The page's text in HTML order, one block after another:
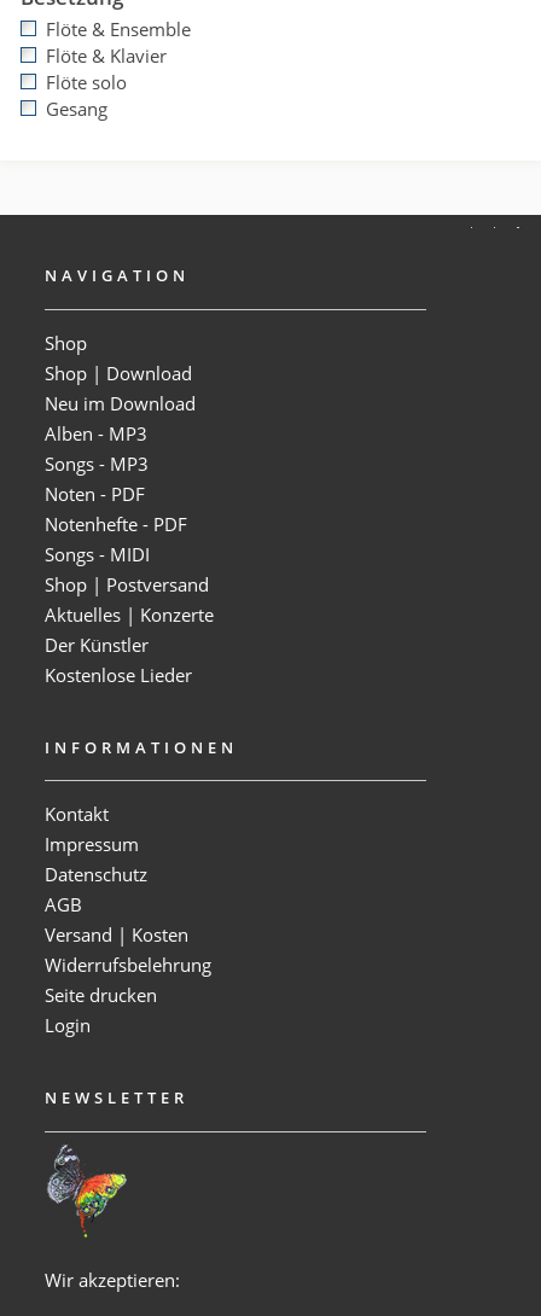
Flöte & Ensemble
Flöte & Klavier
Flöte solo
Gesang
NAVIGATION
Shop
Shop | Download
Neu im Download
Alben - MP3
Songs - MP3
Noten - PDF
Notenhefte - PDF
Songs - MIDI
Shop | Postversand
Aktuelles | Konzerte
Der Künstler
Kostenlose Lieder
INFORMATIONEN
Kontakt
Impressum
Datenschutz
AGB
Versand | Kosten
Widerrufsbelehrung
Seite drucken
Login
NEWSLETTER
Wir akzeptieren: